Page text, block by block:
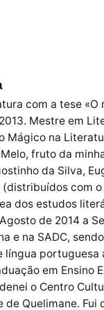
com a tese
Mestre em
Mágico na
fruto da
da Silva,
com
dos estudos
de 2014 a
e na SADC,
portuguesa
em Ensino
o Centro
de Quelimane.